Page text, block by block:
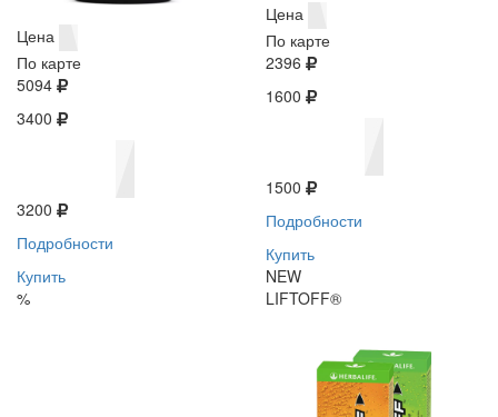
Цена
По карте
5094
3400
3200
Подробности
Купить
%
Цена
По карте
2396
1600
1500
Подробности
Купить
NEW
LIFTOFF®